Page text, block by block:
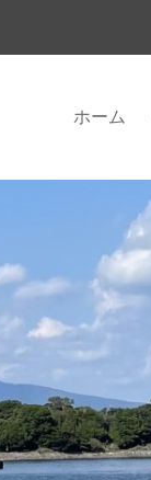
ホーム